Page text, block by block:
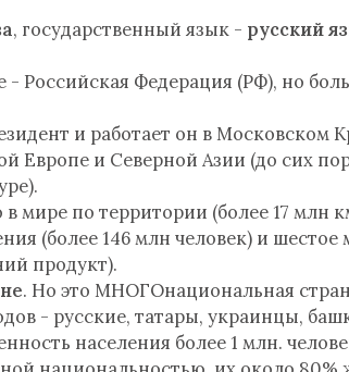
, государственный язык - русский
Российская Федерация (РФ), но
и работает он в Московском
Европе и Северной Азии (до сих
мире по территории (более 17 млн
(более 146 млн человек) и
продукт).
. Но это МНОГОнациональная
- русские, татары, украинцы,
населения более 1 млн.